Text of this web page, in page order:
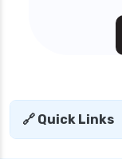
health and
health
health
🔗 Quick Links